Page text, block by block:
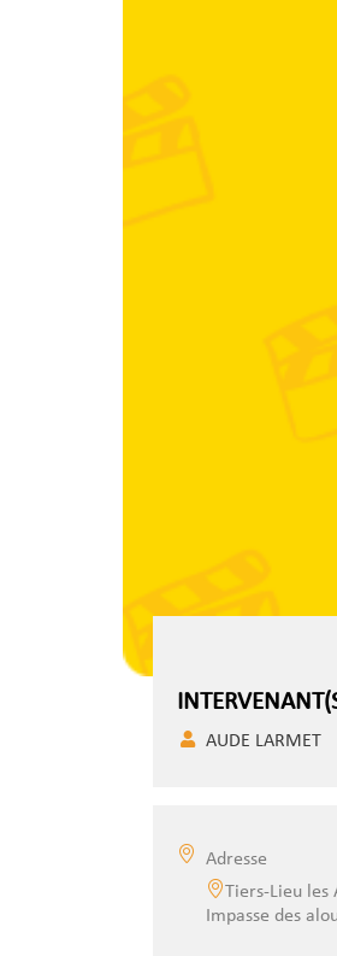
AUDE LARMET
Adresse
Tiers-Lieu les
Impasse des